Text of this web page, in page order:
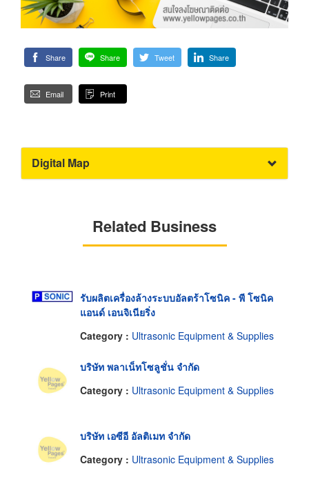
Share Share Tweet Share
Email Print
Digital Map
Related Business
รับผลิตเครื่องล้างระบบอัลตร้าโซนิค - พี โซนิค
แอนด์ เอนจิเนียริ่ง
Category : Ultrasonic Equipment & Supplies
บริษัท พลาเน็ทโซลูชั่น จำกัด
Category : Ultrasonic Equipment & Supplies
บริษัท เอซีอี อัลติเมท จำกัด
Category : Ultrasonic Equipment & Supplies